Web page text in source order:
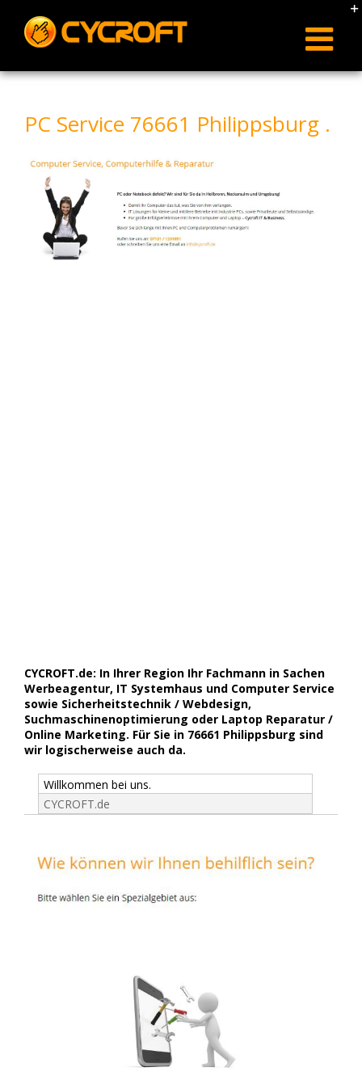
content
PC Service 76661 Philippsburg .
CYCROFT.de: In Ihrer Region Ihr Fachmann in Sachen
Werbeagentur, IT Systemhaus und Computer Service
sowie Sicherheitstechnik / Webdesign,
Suchmaschinenoptimierung oder Laptop Reparatur /
Online Marketing. Für Sie in 76661 Philippsburg sind
wir logischerweise auch da.
Willkommen bei uns.
CYCROFT.de